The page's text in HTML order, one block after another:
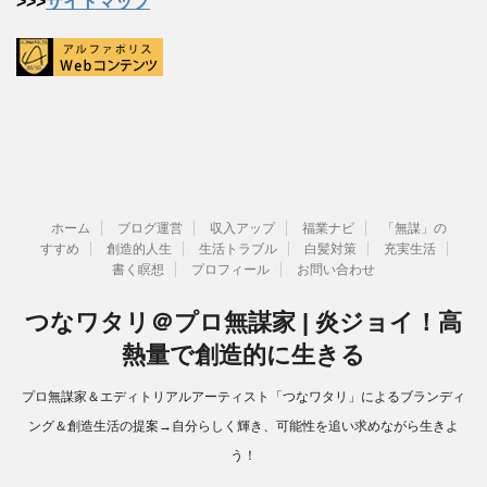
ホーム ブログ運営 収入アップ 福業ナビ
「無謀」の
すすめ
創造的人生 生活トラブル 白髪対策
充実生活
書く瞑想
プロフィール お問い合わせ
つなワタリ＠プロ無謀家 | 炎ジョイ！高
熱量で創造的に生きる
プロ無謀家＆エディトリアルアーティスト「つなワタリ」によるブランディ
ング＆創造生活の提案→自分らしく輝き、可能性を追い求めながら生きよ
う！